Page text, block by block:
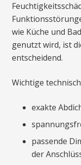
wie Küche und
genutzt wird, ist
entscheidend.
Wichtige
exakte
passende
der